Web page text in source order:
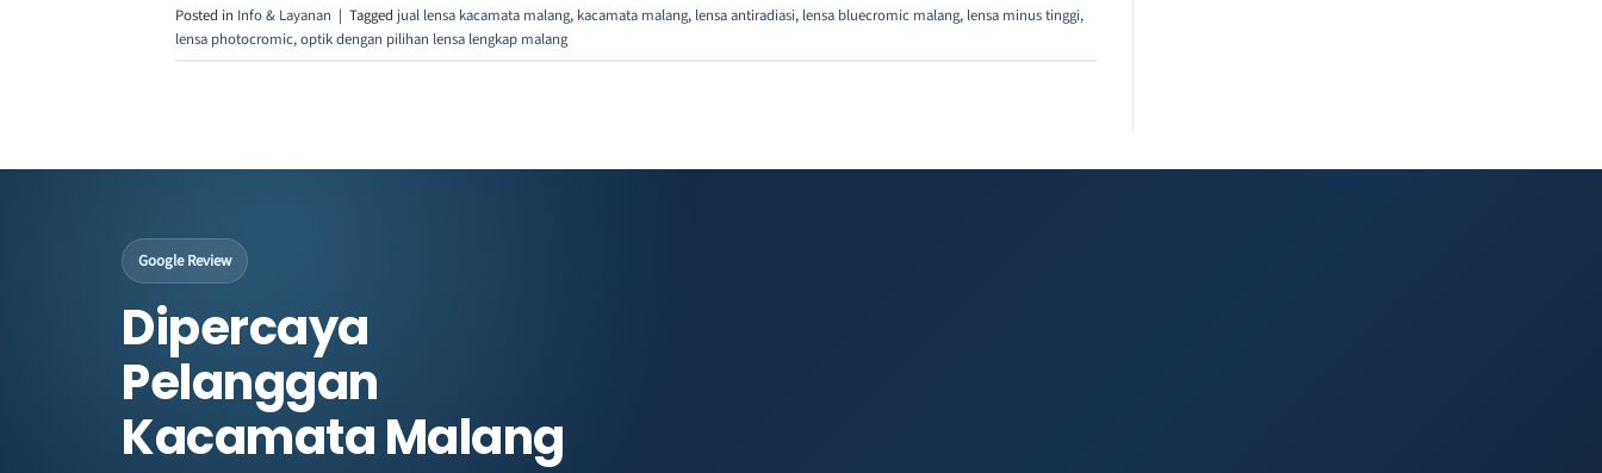
Posted in Info & Layanan | Tagged jual lensa kacamata malang, kacamata malang, lensa antiradiasi, lensa bluecromic malang, lensa minus tinggi,
lensa photocromic,optik dengan pilihan lensa lengkap malang
Google Review
Dipercaya
Pelanggan
Kacamata Malang